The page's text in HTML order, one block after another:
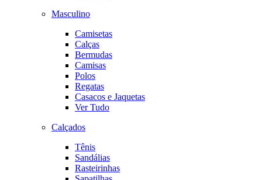
Masculino
Camisetas
Calças
Bermudas
Camisas
Polos
Regatas
Casacos e Jaquetas
Ver Tudo
Calçados
Tênis
Sandálias
Rasteirinhas